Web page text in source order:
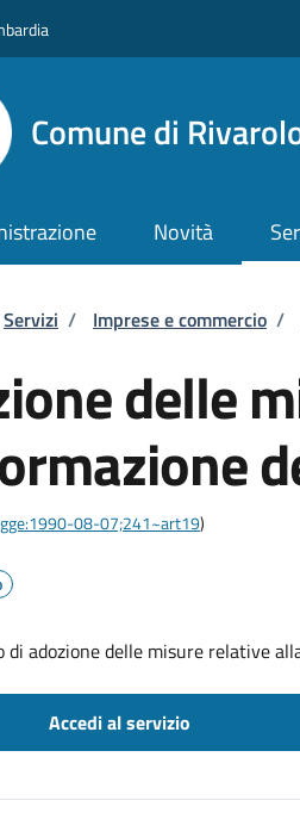
Comune di
Novità
di pane
Servizi / Imprese e commercio /
delle
08-07;241~art19)
di adozione delle misure relative
Accedi al servizio